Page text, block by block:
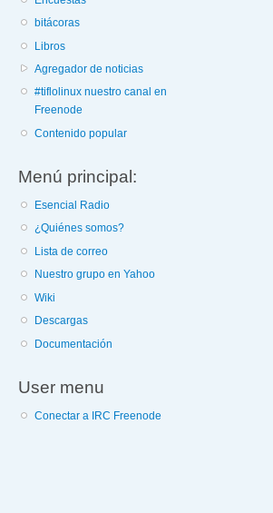
bitácoras
Libros
Agregador de noticias
#tiflolinux nuestro canal en
Freenode
Contenido popular
Menú principal:
Esencial Radio
¿Quiénes somos?
Lista de correo
Nuestro grupo en Yahoo
Wiki
Descargas
Documentación
User menu
Conectar a IRC Freenode